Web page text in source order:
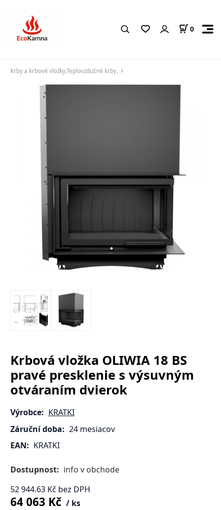
0
Krby a krbové vložky,Teplovzdušné krby,
Krbová vložka OLIWIA 18 BS
pravé presklenie s výsuvným
otváraním dvierok
Výrobce: KRATKI
Záruční doba: 24 mesiacov
EAN: KRATKI
Dostupnost: info v obchode
52 944.63Kč bez DPH
64 063 Kč ks